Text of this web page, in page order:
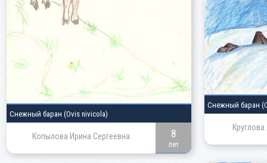
Снежный баран (Ovis nivicola)
Копылова Ирина Сергеевна 8
лет
Снежный баран